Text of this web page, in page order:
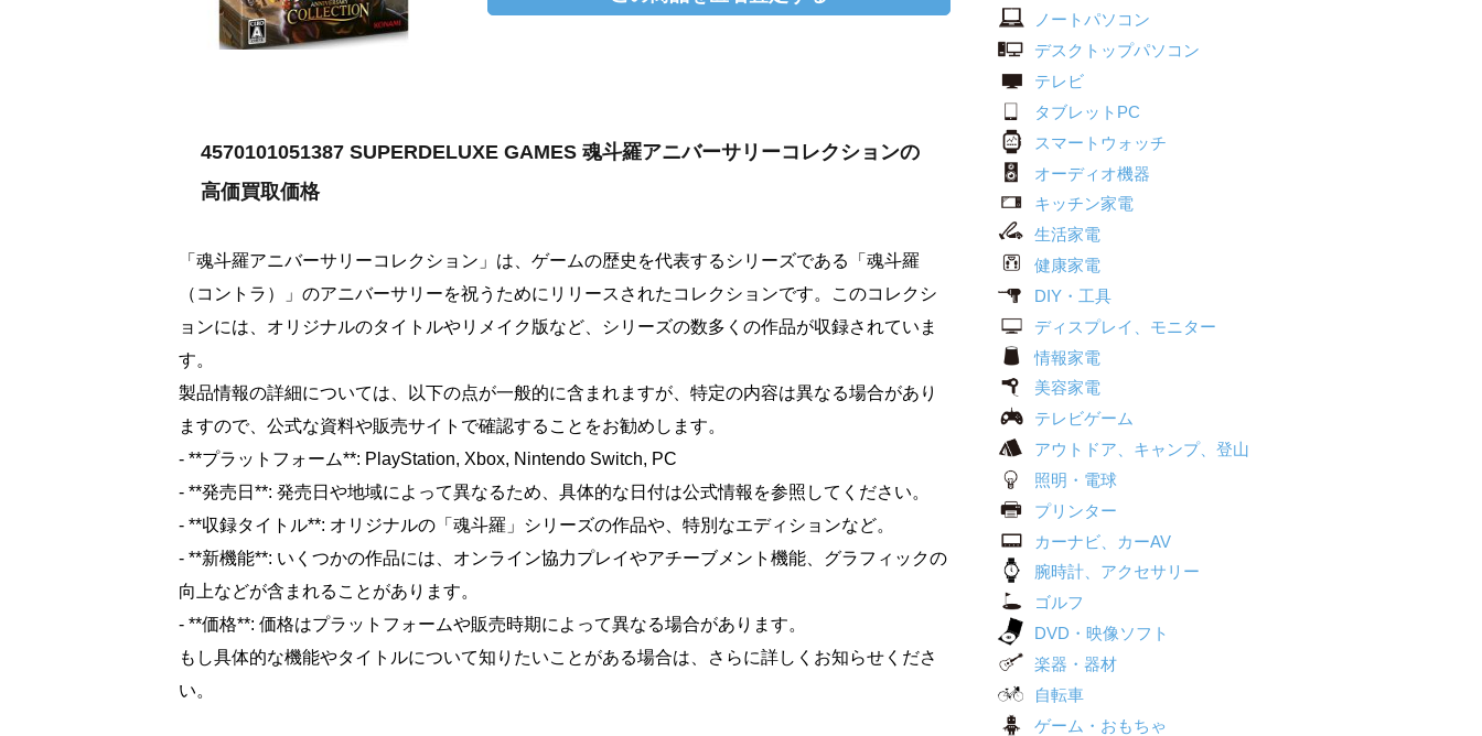
4570101051387 SUPERDELUXE GAMES 魂斗羅アニバーサリーコレクションの
高価買取価格
「魂斗羅アニバーサリーコレクション」は、ゲームの歴史を代表するシリーズである「魂斗羅
（コントラ）」のアニバーサリーを祝うためにリリースされたコレクションです。このコレクシ
ョンには、オリジナルのタイトルやリメイク版など、シリーズの数多くの作品が収録されていま
す。
製品情報の詳細については、以下の点が一般的に含まれますが、特定の内容は異なる場合があり
ますので、公式な資料や販売サイトで確認することをお勧めします。
- **プラットフォーム**: PlayStation, Xbox, Nintendo Switch, PC
- **発売日**: 発売日や地域によって異なるため、具体的な日付は公式情報を参照してください。
- **収録タイトル**: オリジナルの「魂斗羅」シリーズの作品や、特別なエディションなど。
- **新機能**: いくつかの作品には、オンライン協力プレイやアチーブメント機能、グラフィックの
向上などが含まれることがあります。
- **価格**: 価格はプラットフォームや販売時期によって異なる場合があります。
もし具体的な機能やタイトルについて知りたいことがある場合は、さらに詳しくお知らせくださ
い。
ノートパソコン
デスクトップパソコン
テレビ
タブレットPC
スマートウォッチ
オーディオ機器
キッチン家電
生活家電
健康家電
DIY・工具
ディスプレイ、モニター
情報家電
美容家電
テレビゲーム
アウトドア、キャンプ、登山
照明・電球
プリンター
カーナビ、カーAV
腕時計、アクセサリー
ゴルフ
DVD・映像ソフト
楽器・器材
自転車
ゲーム・おもちゃ